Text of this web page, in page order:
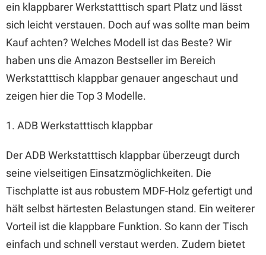
ein klappbarer Werkstatttisch spart Platz und lässt
sich leicht verstauen. Doch auf was sollte man beim
Kauf achten? Welches Modell ist das Beste? Wir
haben uns die Amazon Bestseller im Bereich
Werkstatttisch klappbar genauer angeschaut und
zeigen hier die Top 3 Modelle.
1. ADB Werkstatttisch klappbar
Der ADB Werkstatttisch klappbar überzeugt durch
seine vielseitigen Einsatzmöglichkeiten. Die
Tischplatte ist aus robustem MDF-Holz gefertigt und
hält selbst härtesten Belastungen stand. Ein weiterer
Vorteil ist die klappbare Funktion. So kann der Tisch
einfach und schnell verstaut werden. Zudem bietet